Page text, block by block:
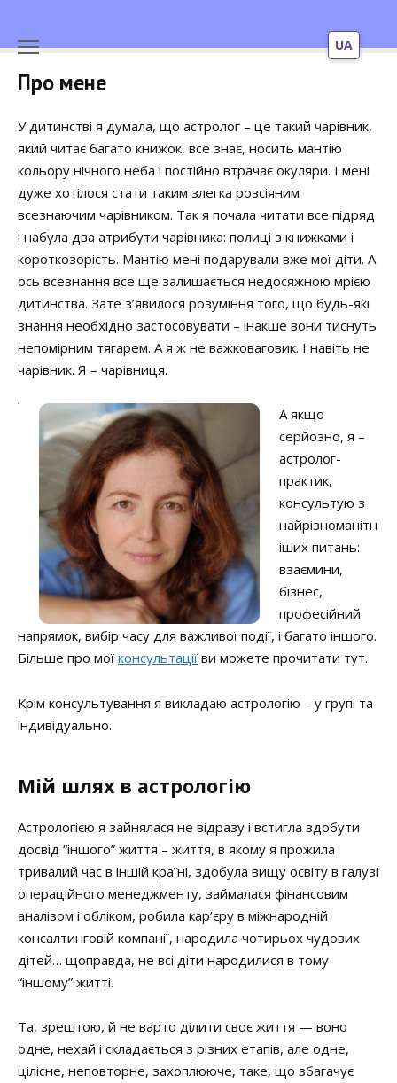
UA
Про мене
У дитинстві я думала, що астролог – це такий чарівник,
який читає багато книжок, все знає, носить мантію
кольору нічного неба і постійно втрачає окуляри. І мені
дуже хотілося стати таким злегка розсіяним
всезнаючим чарівником. Так я почала читати все підряд
і набула два атрибути чарівника: полиці з книжками і
короткозорість. Мантію мені подарували вже мої діти. А
ось всезнання все ще залишається недосяжною мрією
дитинства. Зате з’явилося розуміння того, що будь-які
знання необхідно застосовувати – інакше вони тиснуть
непомірним тягарем. А я ж не важковаговик. І навіть не
чарівник. Я – чарівниця.
А якщо
серйозно, я –
астролог-
практик,
консультую з
найрізноманітн
іших питань:
взаємини,
бізнес,
професійний
напрямок, вибір часу для важливої події, і багато іншого.
Більше про мої консультації ви можете прочитати тут.
Крім консультування я викладаю астрологію – у групі та
індивідуально.
Мій шлях в астрологію
Астрологією я зайнялася не відразу і встигла здобути
досвід “іншого” життя – життя, в якому я прожила
тривалий час в іншій країні, здобула вищу освіту в галузі
операційного менеджменту, займалася фінансовим
аналізом і обліком, робила кар’єру в міжнародній
консалтинговій компанії, народила чотирьох чудових
дітей… щоправда, не всі діти народилися в тому
“іншому” житті.
Та, зрештою, й не варто ділити своє життя — воно
одне, нехай і складається з різних етапів, але одне,
цілісне, неповторне, захоплююче, таке, що збагачує